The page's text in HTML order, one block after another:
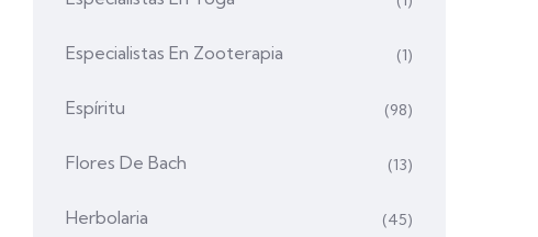
Especialistas En Zooterapia (1)
Espíritu (98)
Flores De Bach (13)
Herbolaria (45)